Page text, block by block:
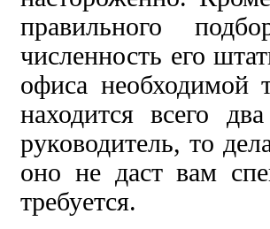
правильного
численность его
офиса необходимой
находится всего
руководитель, то
оно не даст вам
требуется.